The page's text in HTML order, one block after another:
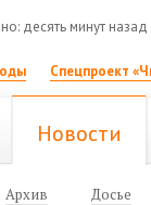
десять минут назад
Спецпроект
Новости
Архив Досье